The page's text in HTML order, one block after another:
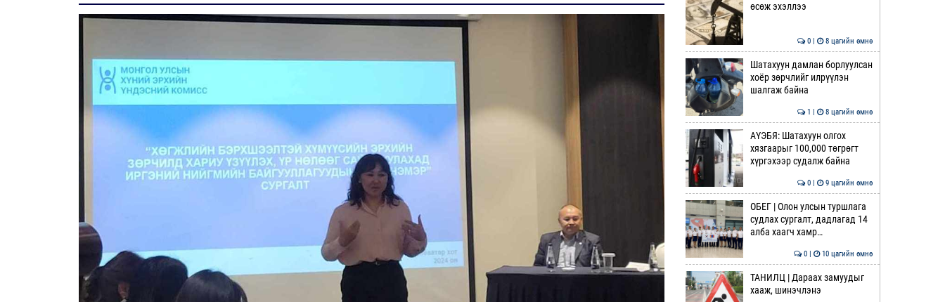
өсөж эхэллээ
0 | 8 цагийн өмнө
Шатахуун дамлан борлуулсан
хоёр зөрчлийг илрүүлэн
шалгаж байна
1 | 8 цагийн өмнө
АҮЭБЯ: Шатахуун олгох
хязгаарыг 100,000 төгрөгт
хүргэхээр судалж байна
0 | 9 цагийн өмнө
ОБЕГ | Олон улсын туршлага
судлах сургалт, дадлагад 14
алба хаагч хамр…
0 | 10 цагийн өмнө
ТАНИЛЦ | Дараах замуудыг
хааж, шинэчлэнэ